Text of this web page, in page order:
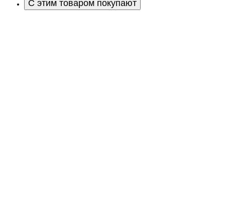
С этим товаром покупают